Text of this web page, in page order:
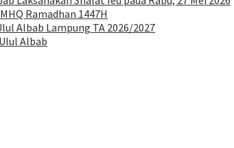
Ramadhan 1447H
Albab Lampung TA 2026/2027
Albab